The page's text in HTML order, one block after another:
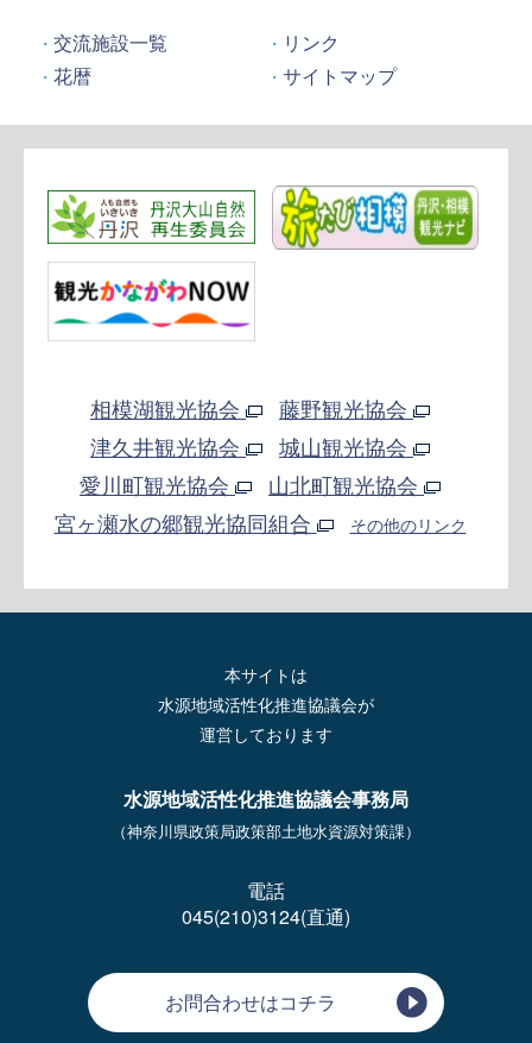
交流施設一覧
リンク
花暦
サイトマップ
相模湖観光協会
藤野観光協会
津久井観光協会
城山観光協会
愛川町観光協会
山北町観光協会
宮ヶ瀬水の郷観光協同組合
その他のリンク
本サイトは
水源地域活性化推進協議会が
運営しております
水源地域活性化推進協議会事務局
（神奈川県政策局政策部土地水資源対策課）
電話
045(210)3124(直通)
お問合わせはコチラ